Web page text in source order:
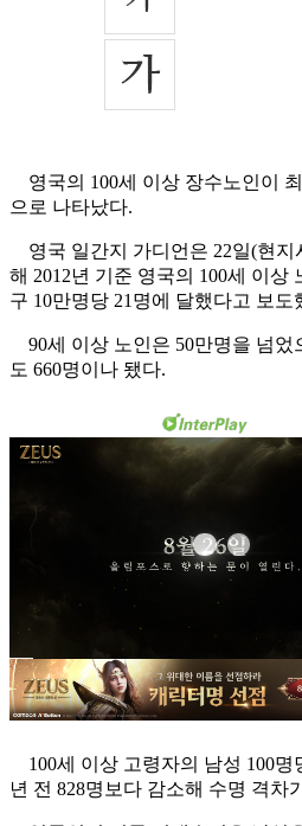
영국의 100세 이상 장수노인이
으로 나타났다.
영국 일간지 가디언은 22일(현지
해 2012년 기준 영국의 100세 이상
구 10만명당 21명에 달했다고 보도
90세 이상 노인은 50만명을 넘었
도 660명이나 됐다.
100세 이상 고령자의 남성 100명
년 전 828명보다 감소해 수명 격차